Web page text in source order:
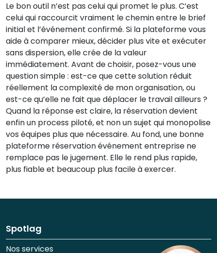
Le bon outil n’est pas celui qui promet le plus. C’est
celui qui raccourcit vraiment le chemin entre le brief
initial et l’événement confirmé. Si la plateforme vous
aide à comparer mieux, décider plus vite et exécuter
sans dispersion, elle crée de la valeur
immédiatement. Avant de choisir, posez-vous une
question simple : est-ce que cette solution réduit
réellement la complexité de mon organisation, ou
est-ce qu’elle ne fait que déplacer le travail ailleurs ?
Quand la réponse est claire, la réservation devient
enfin un process piloté, et non un sujet qui monopolise
vos équipes plus que nécessaire. Au fond, une bonne
plateforme réservation événement entreprise ne
remplace pas le jugement. Elle le rend plus rapide,
plus fiable et beaucoup plus facile à exercer.
Spotlag
Nos services